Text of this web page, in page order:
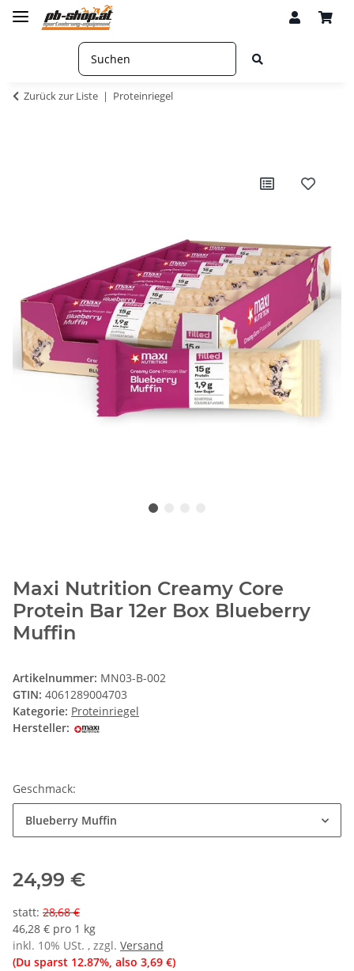
Zurück zur Liste Proteinriegel
Maxi Nutrition Creamy Core
Protein Bar 12er Box Blueberry
Muffin
Artikelnummer: MN03-B-002
GTIN: 4061289004703
Kategorie: Proteinriegel
Hersteller:
Geschmack:
Blueberry Muffin
24,99 €
statt: 28,68 €
46,28 € pro 1 kg
inkl. 10% USt. , zzgl. Versand
(Du sparst 12.87%, also 3,69 €)